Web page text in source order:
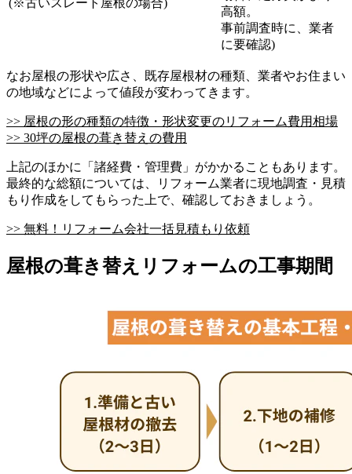
高額。
事前調査時に、業者
に要確認)
なお屋根の形状や広さ、既存屋根材の種類、業者やお住まい
の地域などによって値段が変わってきます。
>> 屋根の形の種類の特徴・形状変更のリフォーム費用相場
>> 30坪の屋根の葺き替えの費用
上記のほかに「諸経費・管理費」がかかることもあります。
最終的な総額については、リフォーム業者に現地調査・見積
もり作成をしてもらった上で、確認しておきましょう。
>> 無料！リフォーム会社一括見積もり依頼
屋根の葺き替えリフォームの工事期間